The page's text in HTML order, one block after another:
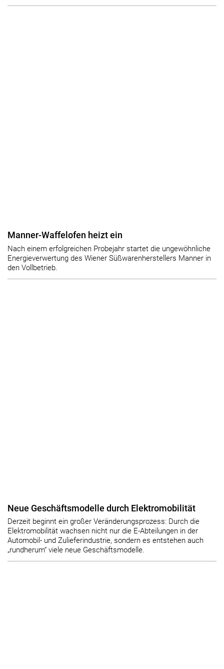
Manner-Waffelofen heizt ein
Nach einem erfolgreichen Probejahr startet die ungewöhnliche
Energieverwertung des Wiener Süßwarenherstellers Manner in
den Vollbetrieb.
Neue Geschäftsmodelle durch Elektromobilität
Derzeit beginnt ein großer Veränderungsprozess: Durch die
Elektromobilität wachsen nicht nur die E-Abteilungen in der
Automobil- und Zulieferindustrie, sondern es entstehen auch
„rundherum“ viele neue Geschäftsmodelle.